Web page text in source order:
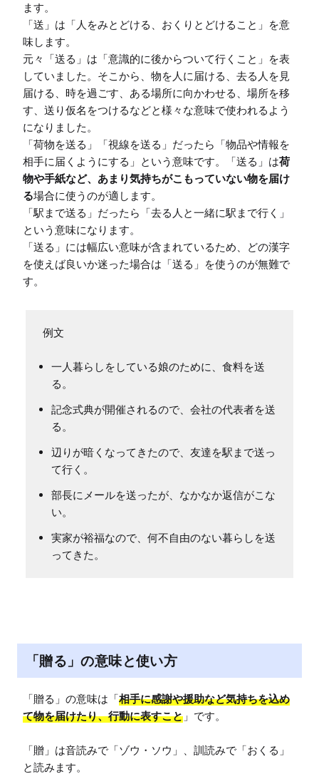
ます。
「送」は「人をみとどける、おくりとどけること」を意
味します。
元々「送る」は「意識的に後からついて行くこと」を表
していました。そこから、物を人に届ける、去る人を見
届ける、時を過ごす、ある場所に向かわせる、場所を移
す、送り仮名をつけるなどと様々な意味で使われるよう
になりました。
「荷物を送る」「視線を送る」だったら「物品や情報を
相手に届くようにする」という意味です。「送る」は荷
物や手紙など、あまり気持ちがこもっていない物を届け
る場合に使うのが適します。
「駅まで送る」だったら「去る人と一緒に駅まで行く」
という意味になります。
「送る」には幅広い意味が含まれているため、どの漢字
を使えば良いか迷った場合は「送る」を使うのが無難で
一人暮らしをしている娘のために、食料を送
る。
記念式典が開催されるので、会社の代表者を送
る。
辺りが暗くなってきたので、友達を駅まで送っ
て行く。
部長にメールを送ったが、なかなか返信がこな
い。
実家が裕福なので、何不自由のない暮らしを送
ってきた。
「贈る」の意味と使い方
「贈る」の意味は「相手に感謝や援助など気持ちを込め
て物を届けたり、行動に表すこと 」です。
「贈」は音読みで「ゾウ・ソウ」、訓読みで「おくる」
と読みます。